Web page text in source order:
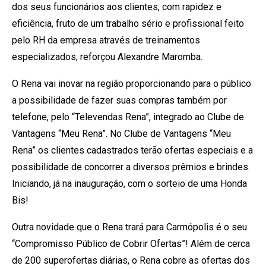
dos seus funcionários aos clientes, com rapidez e
eficiência, fruto de um trabalho sério e profissional feito
pelo RH da empresa através de treinamentos
especializados, reforçou Alexandre Maromba.
O Rena vai inovar na região proporcionando para o público
a possibilidade de fazer suas compras também por
telefone, pelo “Televendas Rena”, integrado ao Clube de
Vantagens “Meu Rena”. No Clube de Vantagens “Meu
Rena” os clientes cadastrados terão ofertas especiais e a
possibilidade de concorrer a diversos prêmios e brindes.
Iniciando, já na inauguração, com o sorteio de uma Honda
Bis!
Outra novidade que o Rena trará para Carmópolis é o seu
“Compromisso Público de Cobrir Ofertas”! Além de cerca
de 200 superofertas diárias, o Rena cobre as ofertas dos